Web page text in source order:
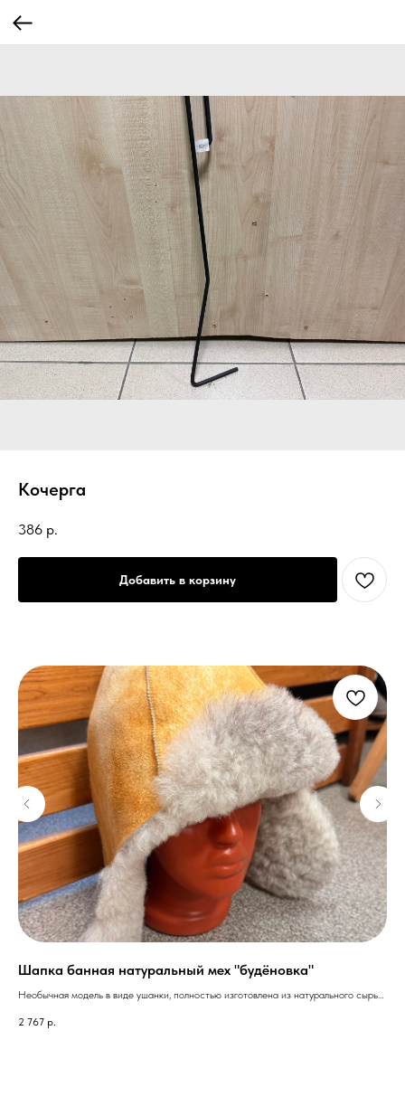
Кочерга
386 р.
Добавить в корзину
Шапка банная натуральный мех "будёновка"
Необычная модель в виде ушанки, полностью изготовлена из натурального сырья.
2 767 р.